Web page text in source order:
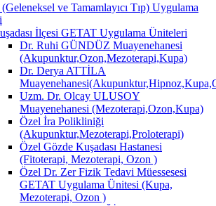
ve Tamamlayıcı Tıp) Uygulama
İlçesi GETAT Uygulama Üniteleri
Dr. Ruhi GÜNDÜZ Muayenehanesi
(Akupunktur,Ozon,Mezoterapi,Kupa)
Dr. Derya ATTİLA
Uzm. Dr. Olcay ULUSOY
Muayenehanesi (Mezoterapi,Ozon,Kupa)
Özel İra Polikliniği
(Akupunktur,Mezoterapi,Proloterapi)
Özel Gözde Kuşadası Hastanesi
(Fitoterapi, Mezoterapi, Ozon )
Özel Dr. Zer Fizik Tedavi Müessesesi
GETAT Uygulama Ünitesi (Kupa,
Mezoterapi, Ozon )